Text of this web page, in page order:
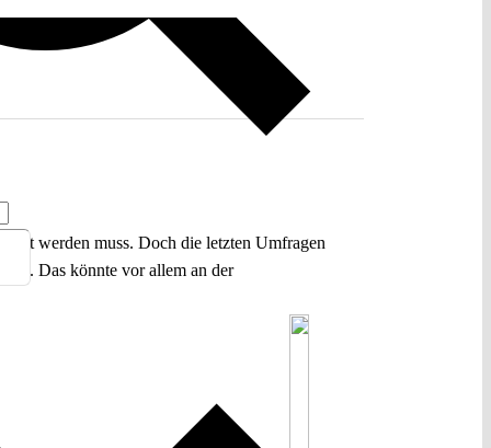
werden muss. Doch die letzten Umfragen
Das könnte vor allem an der